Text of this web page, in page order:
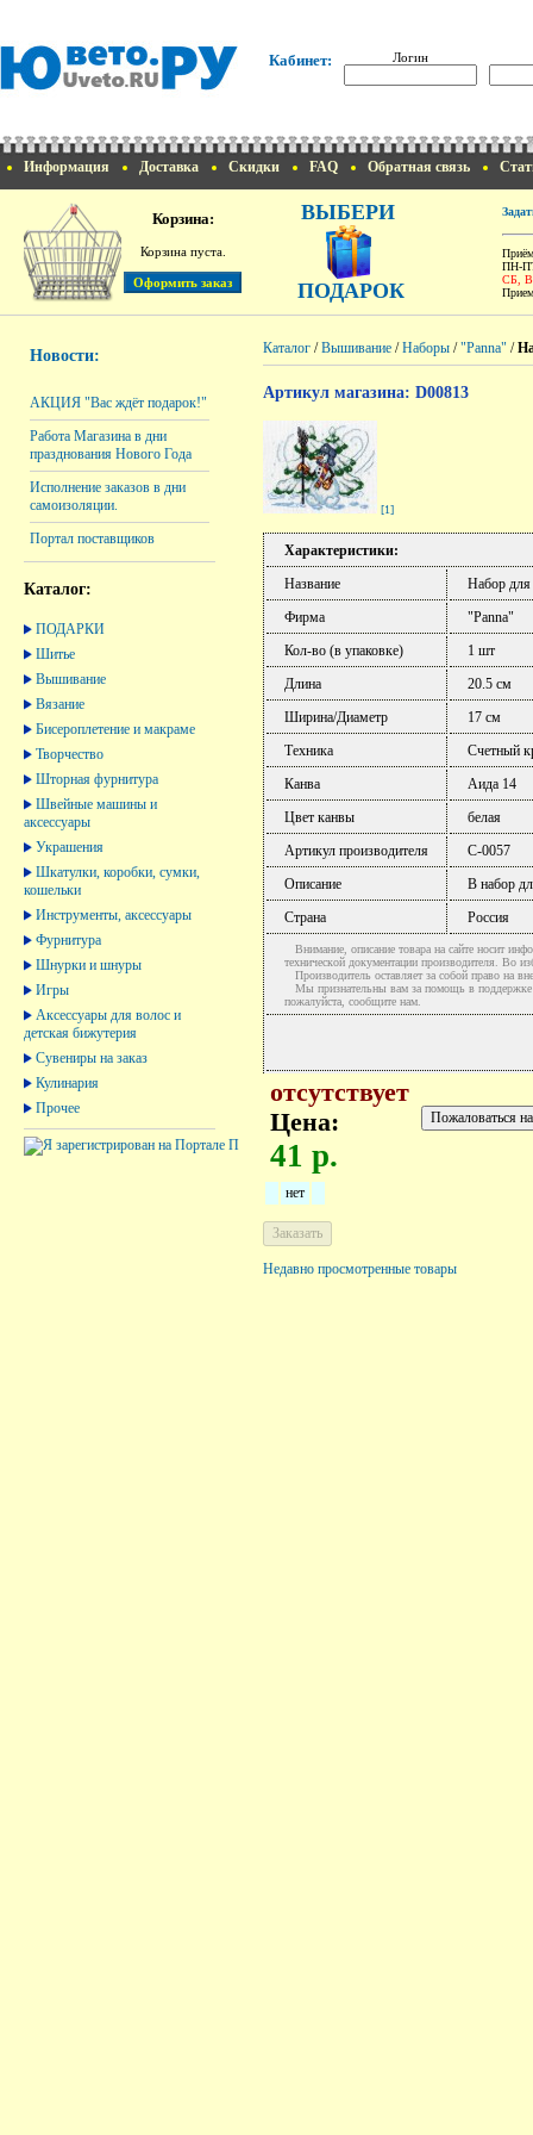
Кабинет: Логин
Информация Доставка Скидки FAQ Обратная связь
Корзина:
Корзина пуста.
ВЫБЕРИ
ПОДАРОК
ПН-
СБ,
Новости:
АКЦИЯ "Вас ждёт подарок!"
Работа Магазина в дни
празднования Нового Года
Исполнение заказов в дни
самоизоляции.
Портал поставщиков
Каталог:
ПОДАРКИ
Шитье
Вышивание
Вязание
Бисероплетение и макраме
Творчество
Шторная фурнитура
Швейные машины и
аксессуары
Украшения
Шкатулки, коробки, сумки,
кошельки
Инструменты, аксессуары
Фурнитура
Шнурки и шнуры
Игры
Аксессуары для волос и
детская бижутерия
Сувениры на заказ
Кулинария
Прочее
Каталог /Вышивание /Наборы /"Panna" /
Артикул магазина: D00813
[1]
Характеристики:
Название
Набор
Фирма
"Panna"
Кол-во (в упаковке)
1 шт
Длина
20.5 см
Ширина/Диаметр
17 см
Техника
Счетный
Канва
Аида 14
Цвет канвы
белая
Артикул производителя
С-0057
Описание
В набор
Страна
Россия
Внимание, описание товара на сайте носит
технической документации производителя. Во
Производитель оставляет за собой право на
Мы признательны вам за помощь в поддержке
пожалуйста, сообщите нам.
отсутствует
Цена:
41 р.
нет
Недавно просмотренные товары